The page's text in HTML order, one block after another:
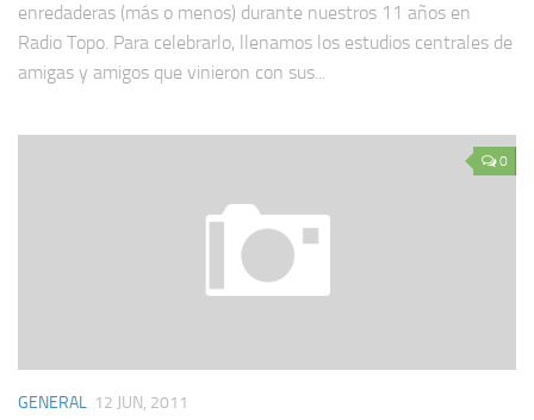
enredaderas (más o menos) durante nuestros 11 años en
Radio Topo. Para celebrarlo, llenamos los estudios centrales de
amigas y amigos que vinieron con sus...
0
GENERAL 12 JUN, 2011